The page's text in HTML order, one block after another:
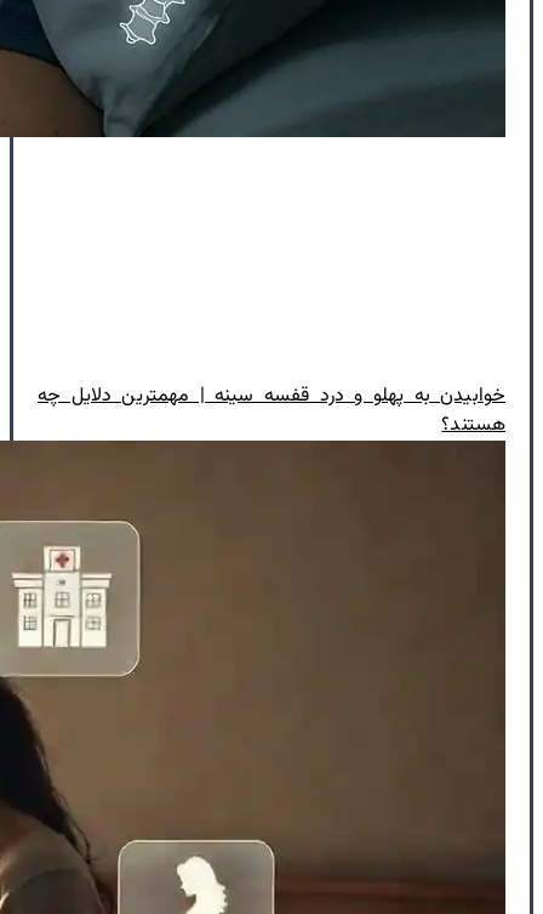
خوابیدن به پهلو و درد قفسه سینه | مهمترین دلایل چه
هستند؟